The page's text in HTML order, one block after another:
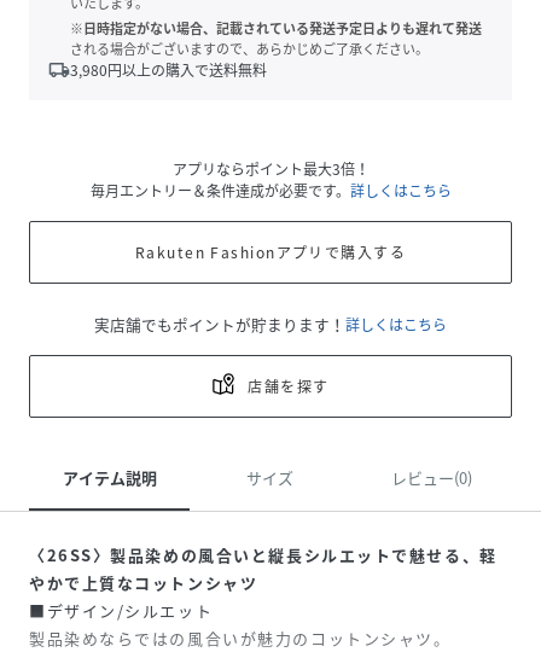
※日時指定がない場合、記載されている発送予定日よりも遅れて発送
される場合がございますので、あらかじめご了承ください。
local_shipping3,980円以上の購入で送料無料
アプリならポイント最大3倍！
毎月エントリー＆条件達成が必要です。 詳しくはこちら
Rakuten Fashionアプリで購入する
実店舗でもポイントが貯まります！ 詳しくはこちら
店舗を探す
アイテム説明 サイズ レビュー(0)
〈26SS〉製品染めの風合いと縦長シルエットで魅せる、軽
やかで上質なコットンシャツ
■デザイン/シルエット
製品染めならではの風合いが魅力のコットンシャツ。